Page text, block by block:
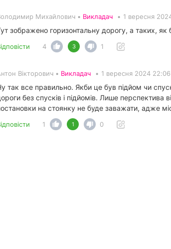
Михайлович • Викладач • 1 вересня
зображено горизонтальну дорогу, а таких,
4 3 1
Вікторович • Викладач • 1 вересня 2024 22:06
так все правильно. Якби це був підйом чи
без спусків і підйомів. Лише перспектива
на стоянку не буде заважати, адже
1 1 0